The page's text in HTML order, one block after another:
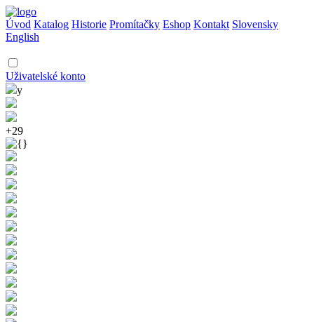
Úvod Katalog Historie Promítačky Eshop Kontakt Slovensky
English
Uživatelské konto
y
+29